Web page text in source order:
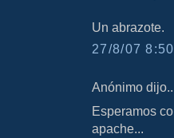
Un abrazote.
27/8/07
Anónimo
Esperamos
apache...